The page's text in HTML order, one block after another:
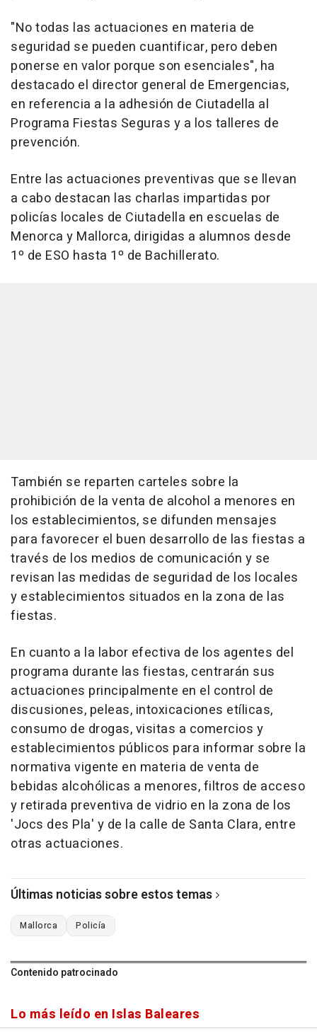
"No todas las actuaciones en materia de
seguridad se pueden cuantificar, pero deben
ponerse en valor porque son esenciales", ha
destacado el director general de Emergencias,
en referencia a la adhesión de Ciutadella al
Programa Fiestas Seguras y a los talleres de
prevención.
Entre las actuaciones preventivas que se llevan
a cabo destacan las charlas impartidas por
policías locales de Ciutadella en escuelas de
Menorca y Mallorca, dirigidas a alumnos desde
1º de ESO hasta 1º de Bachillerato.
También se reparten carteles sobre la
prohibición de la venta de alcohol a menores en
los establecimientos, se difunden mensajes
para favorecer el buen desarrollo de las fiestas a
través de los medios de comunicación y se
revisan las medidas de seguridad de los locales
y establecimientos situados en la zona de las
fiestas.
En cuanto a la labor efectiva de los agentes del
programa durante las fiestas, centrarán sus
actuaciones principalmente en el control de
discusiones, peleas, intoxicaciones etílicas,
consumo de drogas, visitas a comercios y
establecimientos públicos para informar sobre la
normativa vigente en materia de venta de
bebidas alcohólicas a menores, filtros de acceso
y retirada preventiva de vidrio en la zona de los
'Jocs des Pla' y de la calle de Santa Clara, entre
otras actuaciones.
Últimas noticias sobre estos temas
Mallorca Policía
Contenido patrocinado
Lo más leído en Islas Baleares